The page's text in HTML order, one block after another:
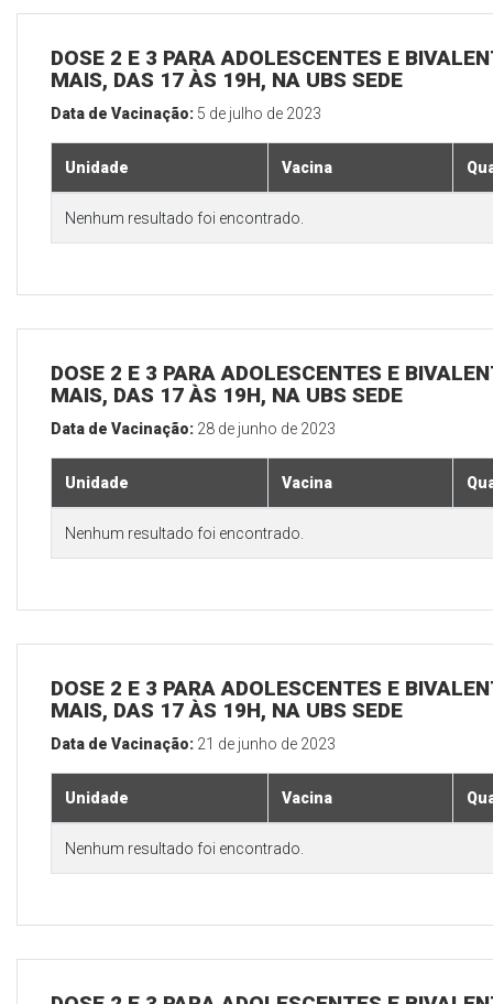
DOSE 2 E 3 PARA ADOLESCENTES E
MAIS, DAS 17 ÀS 19H, NA UBS SEDE
Data de Vacinação: 5 de julho de 2023
Unidade Vacina
Nenhum resultado foi encontrado.
DOSE 2 E 3 PARA ADOLESCENTES E
MAIS, DAS 17 ÀS 19H, NA UBS SEDE
Data de Vacinação: 28 de junho de 2023
Unidade Vacina
Nenhum resultado foi encontrado.
DOSE 2 E 3 PARA ADOLESCENTES E
MAIS, DAS 17 ÀS 19H, NA UBS SEDE
Data de Vacinação: 21 de junho de 2023
Unidade Vacina
Nenhum resultado foi encontrado.